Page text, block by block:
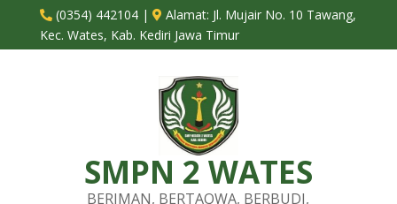
 (0354) 442104|  Alamat: Jl. Mujair No. 10 Tawang,
Kec. Wates, Kab. Kediri Jawa Timur
SMPN 2 WATES
BERIMAN, BERTAQWA, BERBUDI,